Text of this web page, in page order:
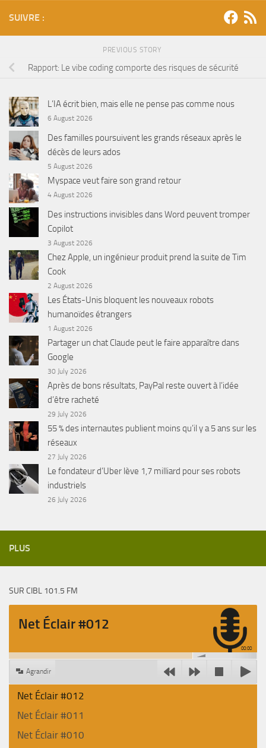
SUIVRE :
PREVIOUS STORY
Rapport: Le vibe coding comporte des risques de sécurité
L’IA écrit bien, mais elle ne pense pas comme nous
6 August 2026
Des familles poursuivent les grands réseaux après le
décès de leurs ados
5 August 2026
Myspace veut faire son grand retour
4 August 2026
Des instructions invisibles dans Word peuvent tromper
Copilot
3 August 2026
Chez Apple, un ingénieur produit prend la suite de Tim
Cook
2 August 2026
Les États-Unis bloquent les nouveaux robots
humanoïdes étrangers
1 August 2026
Partager un chat Claude peut le faire apparaître dans
Google
30 July 2026
Après de bons résultats, PayPal reste ouvert à l’idée
d’être racheté
29 July 2026
55 % des internautes publient moins qu’il y a 5 ans sur les
réseaux
27 July 2026
Le fondateur d’Uber lève 1,7 milliard pour ses robots
industriels
26 July 2026
PLUS
SUR CIBL 101.5 FM
Net Éclair #012
00:00
Agrandir
Net Éclair #012
Net Éclair #011
Net Éclair #010